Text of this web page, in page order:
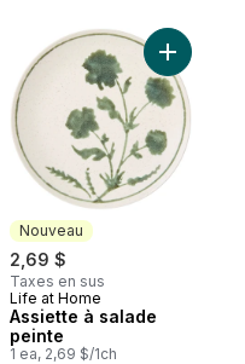
assiette, sable au panier
Nouveau
2,69 $
Taxes en sus
Nouveau
Life at Home
Assiette à salade
peinte
1 ea, 2,69 $/1ch
Ajouter